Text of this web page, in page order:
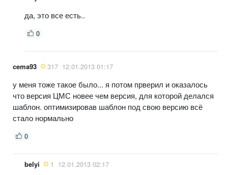
да, это все есть..
0
cema93 317 12.01.2013 01:17
у меня тоже такое было... я потом прверил и оказалось
что версия ЦМС новее чем версия, для которой делался
шаблон. оптимизировав шаблон под свою версию всё
стало нормально
0
belyi 1 12.01.2013 02:17